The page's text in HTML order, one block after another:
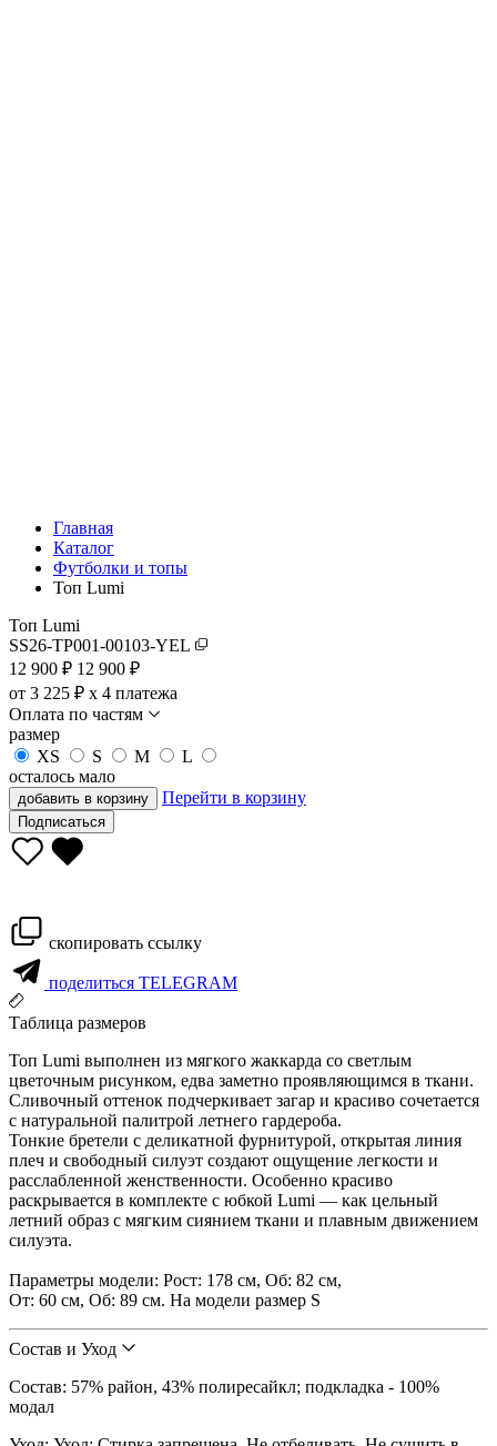
Главная
Каталог
Футболки и топы
Топ Lumi
Топ Lumi
SS26-TP001-00103-YEL
12 900 ₽ 12 900 ₽
от 3 225 ₽ x 4 платежа
Оплата по частям
размер
XS
S M
L
осталось мало
добавить в корзину Перейти в корзину
Подписаться
скопировать ссылку
поделиться TELEGRAM
Таблица размеров
Топ Lumi выполнен из мягкого жаккарда со светлым
цветочным рисунком, едва заметно проявляющимся в ткани.
Сливочный оттенок подчеркивает загар и красиво сочетается
с натуральной палитрой летнего гардероба.
Тонкие бретели с деликатной фурнитурой, открытая линия
плеч и свободный силуэт создают ощущение легкости и
расслабленной женственности. Особенно красиво
раскрывается в комплекте с юбкой Lumi — как цельный
летний образ с мягким сиянием ткани и плавным движением
силуэта.
Параметры модели: Рост: 178 см, Об: 82 см,
От: 60 см, Об: 89 см. На модели размер S
Состав и Уход
Состав: 57% район, 43% полиресайкл; подкладка - 100%
модал